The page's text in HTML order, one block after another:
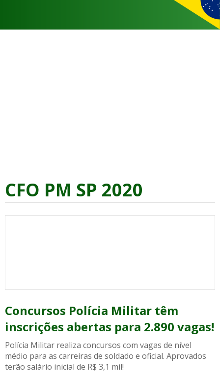
CFO PM SP 2020
Concursos Polícia Militar têm
inscrições abertas para 2.890 vagas!
Polícia Militar realiza concursos com vagas de nível
médio para as carreiras de soldado e oficial. Aprovados
terão salário inicial de R$ 3,1 mil!